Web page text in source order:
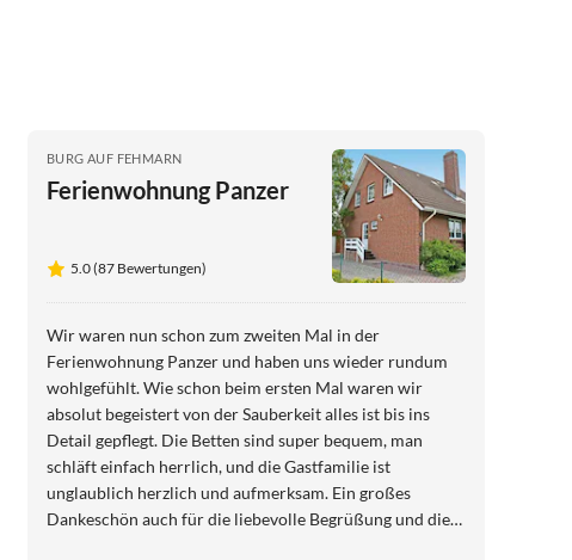
BURG AUF FEHMARN
Ferienwohnung Panzer
5.0 (87 Bewertungen)
Wir waren nun schon zum zweiten Mal in der
Ferienwohnung Panzer und haben uns wieder rundum
wohlgefühlt. Wie schon beim ersten Mal waren wir
absolut begeistert von der Sauberkeit alles ist bis ins
Detail gepflegt. Die Betten sind super bequem, man
schläft einfach herrlich, und die Gastfamilie ist
unglaublich herzlich und aufmerksam. Ein großes
Dankeschön auch für die liebevolle Begrüßung und die